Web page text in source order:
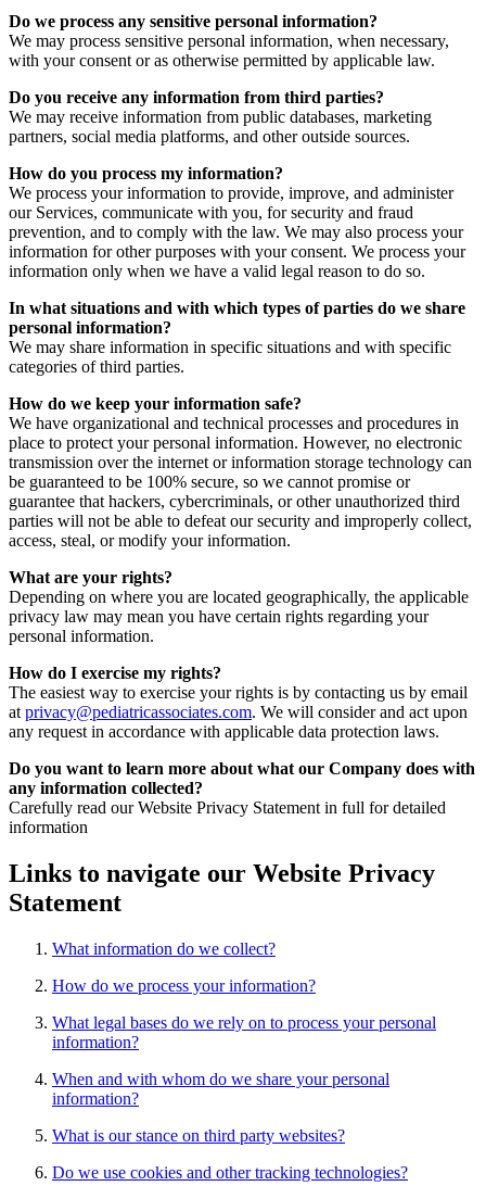
Do we process any sensitive personal information?
We may process sensitive personal information, when necessary,
with your consent or as otherwise permitted by applicable law.
Do you receive any information from third parties?
We may receive information from public databases, marketing
partners, social media platforms, and other outside sources.
How do you process my information?
We process your information to provide, improve, and administer
our Services, communicate with you, for security and fraud
prevention, and to comply with the law. We may also process your
information for other purposes with your consent. We process your
information only when we have a valid legal reason to do so.
In what situations and with which types of parties do we share
personal information?
We may share information in specific situations and with specific
categories of third parties.
How do we keep your information safe?
We have organizational and technical processes and procedures in
place to protect your personal information. However, no electronic
transmission over the internet or information storage technology can
be guaranteed to be 100% secure, so we cannot promise or
guarantee that hackers, cybercriminals, or other unauthorized third
parties will not be able to defeat our security and improperly collect,
access, steal, or modify your information.
What are your rights?
Depending on where you are located geographically, the applicable
privacy law may mean you have certain rights regarding your
personal information.
How do I exercise my rights?
The easiest way to exercise your rights is by contacting us by email
at privacy@pediatricassociates.com. We will consider and act upon
any request in accordance with applicable data protection laws.
Do you want to learn more about what our Company does with
any information collected?
Carefully read our Website Privacy Statement in full for detailed
information
Links to navigate our Website Privacy
Statement
What information do we collect?
How do we process your information?
What legal bases do we rely on to process your personal
information?
When and with whom do we share your personal
information?
What is our stance on third party websites?
Do we use cookies and other tracking technologies?